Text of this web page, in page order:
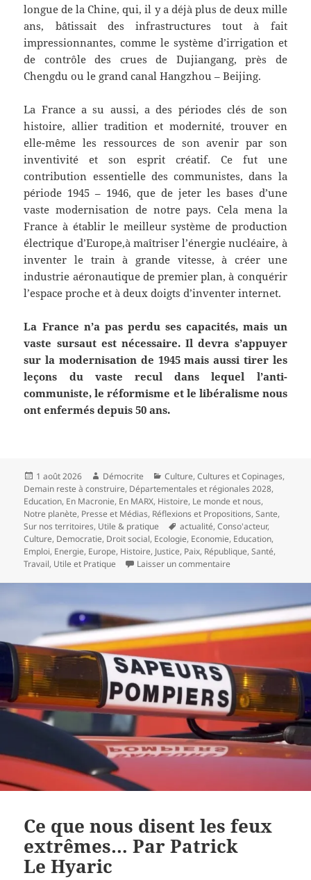
longue de la Chine, qui, il y a déjà plus de deux mille
ans, bâtissait des infrastructures tout à fait
impressionnantes, comme le système d’irrigation et
de contrôle des crues de Dujiangang, près de
Chengdu ou le grand canal Hangzhou – Beijing.
La France a su aussi, a des périodes clés de son
histoire, allier tradition et modernité, trouver en
elle-même les ressources de son avenir par son
inventivité et son esprit créatif. Ce fut une
contribution essentielle des communistes, dans la
période 1945 – 1946, que de jeter les bases d’une
vaste modernisation de notre pays. Cela mena la
France à établir le meilleur système de production
électrique d’Europe,à maîtriser l’énergie nucléaire, à
inventer le train à grande vitesse, à créer une
industrie aéronautique de premier plan, à conquérir
l’espace proche et à deux doigts d’inventer internet.
La France n’a pas perdu ses capacités, mais un
vaste sursaut est nécessaire. Il devra s’appuyer
sur la modernisation de 1945 mais aussi tirer les
leçons du vaste recul dans lequel l’anti-
communiste, le réformisme et le libéralisme nous
ont enfermés depuis 50 ans.
Publié
le
1 août 2026 Auteur
Démocrite Catégories
Culture,Cultures et Copinages,
Demain reste à construire, Départementales et régionales 2028,
Education, En Macronie, En MARX, Histoire, Le monde et nous,
Notre planète, Presse et Médias, Réflexions et Propositions,Sante,
Sur nos territoires, Utile & pratique
Mots-
clés
actualité,Conso'acteur,
Culture, Democratie, Droit social, Ecologie, Economie, Education,
Emploi, Energie, Europe, Histoire, Justice, Paix, République,Santé,
Travail, Utile et Pratique Laisser un commentaire
Ce que nous disent les feux
extrêmes… Par Patrick
Le Hyaric